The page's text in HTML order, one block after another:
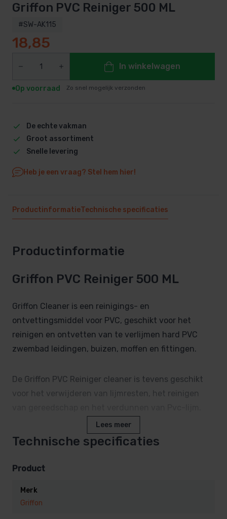
Griffon PVC Reiniger 500 ML
#SW-AK115
18,85
In winkelwagen
Op voorraad Zo snel mogelijk verzonden
De echte vakman
Groot assortiment
Snelle levering
Heb je een vraag? Stel hem hier!
ProductinformatieTechnische specificaties
Productinformatie
Griffon PVC Reiniger 500 ML
Griffon Cleaner is een reinigings- en
ontvettingsmiddel voor PVC, geschikt voor het
reinigen en ontvetten van te verlijmen hard PVC
zwembad leidingen, buizen, moffen en fittingen.
De Griffon PVC Reiniger cleaner is tevens geschikt
voor het verwijderen van lijmresten, het reinigen
Lees meer
Technische specificaties
Product
Merk
Griffon